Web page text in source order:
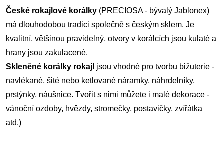
České rokajlové korálky (PRECIOSA - bývalý Jablonex)
má dlouhodobou tradici společně s českým sklem. Je
kvalitní, většinou pravidelný, otvory v korálcích jsou kulaté a
hrany jsou zakulacené.
Skleněné korálky rokajl jsou vhodné pro tvorbu bižuterie -
navlékané, šité nebo ketlované náramky, náhrdelníky,
prstýnky, náušnice. Tvořit s nimi můžete i malé dekorace -
vánoční ozdoby, hvězdy, stromečky, postavičky, zvířátka
atd.)